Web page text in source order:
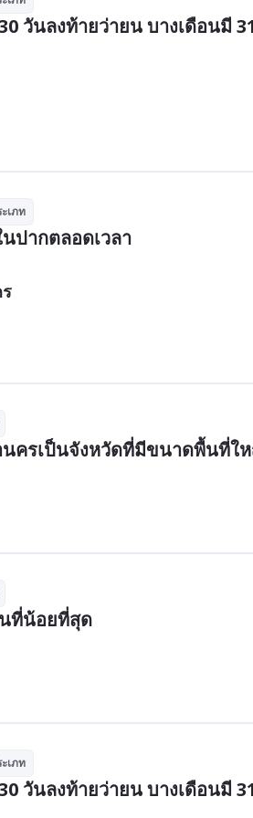
วันลงท้ายว่ายน บางเดือนมี
เภท
ปากตลอดเวลา
นครเป็นจังหวัดที่มีขนาดพื้นที่ใ
ที่น้อยที่สุด
เภท
วันลงท้ายว่ายน บางเดือนมี